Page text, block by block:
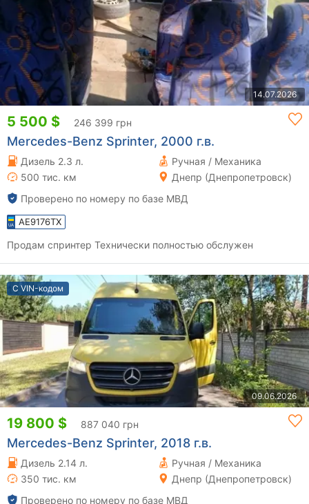
14.07.2026
5 500 $ 246 399 грн
Mercedes-Benz Sprinter, 2000 г.в.
Дизель 2.3 л.
Ручная / Механика
500 тис. км
Днепр (Днепропетровск)
Проверено по номеру по базе МВД
AE9176TX
Продам спринтер Технически полностью обслужен
С VIN-кодом
09.06.2026
19 800 $ 887 040 грн
Mercedes-Benz Sprinter, 2018 г.в.
Дизель 2.14 л.
Ручная / Механика
350 тис. км
Днепр (Днепропетровск)
Проверено по номеру по базе МВД